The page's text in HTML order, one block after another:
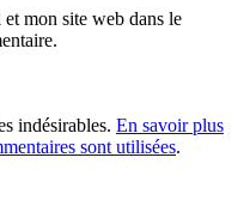
mon site web dans le
indésirables. En savoir plus
sont utilisées.